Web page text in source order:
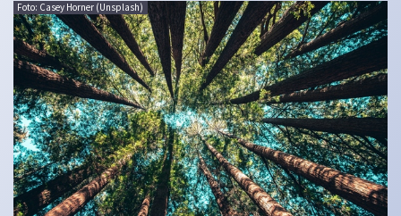
Foto: Casey Horner (Unsplash)